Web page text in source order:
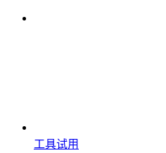
工具试用